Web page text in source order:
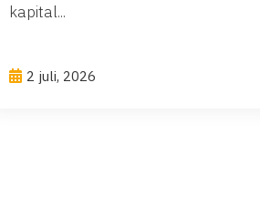
kapital...
2 juli, 2026